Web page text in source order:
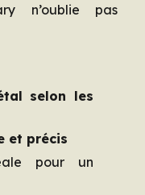
n’oublie pas
selon les
et précis
pour un